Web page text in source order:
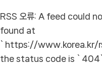
RSS 오류: A feed could
found at
`https://www.korea.kr/
the status code is